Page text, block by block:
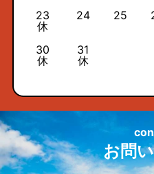
23
休
24 25
30
休
31
休
お問